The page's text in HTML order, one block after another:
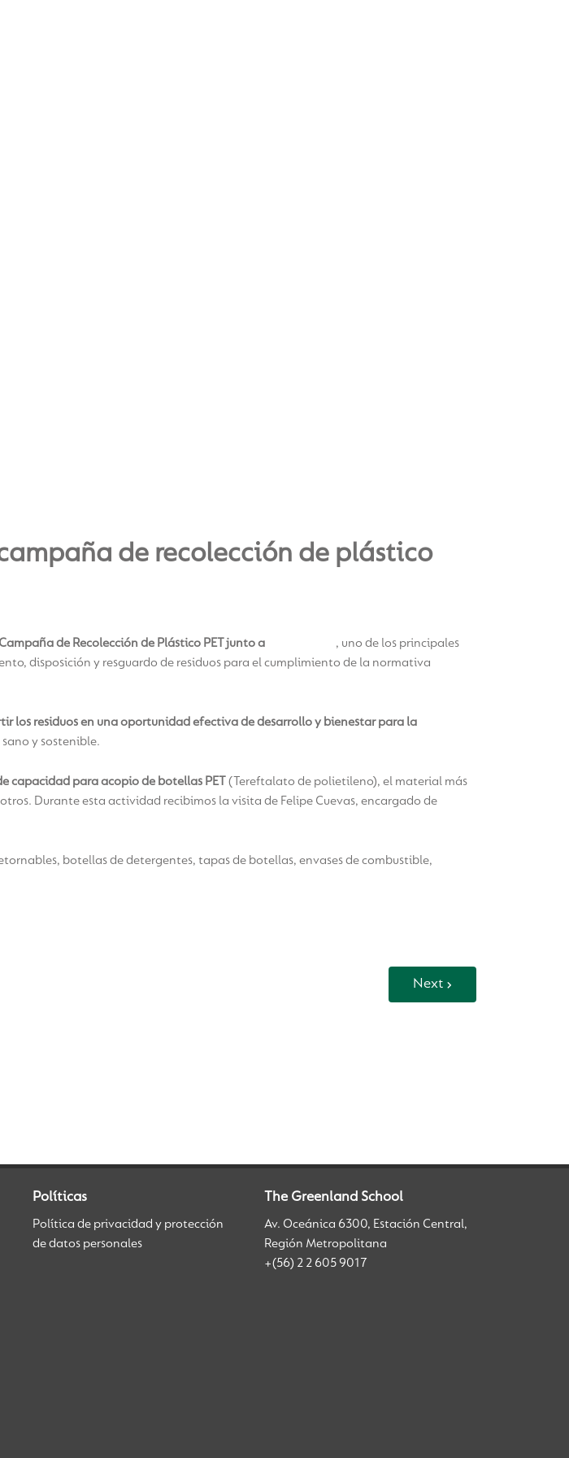
de recolección de plástico
Campaña de Recolección de Plástico PET junto a
, uno de los principales
disposición y resguardo de residuos para el cumplimiento de la normativa
los residuos en una oportunidad efectiva de desarrollo y bienestar para la
y sostenible.
capacidad para acopio de botellas PET
(Tereftalato de polietileno), el material más
Durante esta actividad recibimos la visita de Felipe Cuevas, encargado de
botellas de detergentes, tapas de botellas, envases de combustible,
Next
Políticas
Política de privacidad y protección
de datos personales
The Greenland School
Av. Oceánica 6300, Estación Central,
Región Metropolitana
+(56) 2 2 605 9017